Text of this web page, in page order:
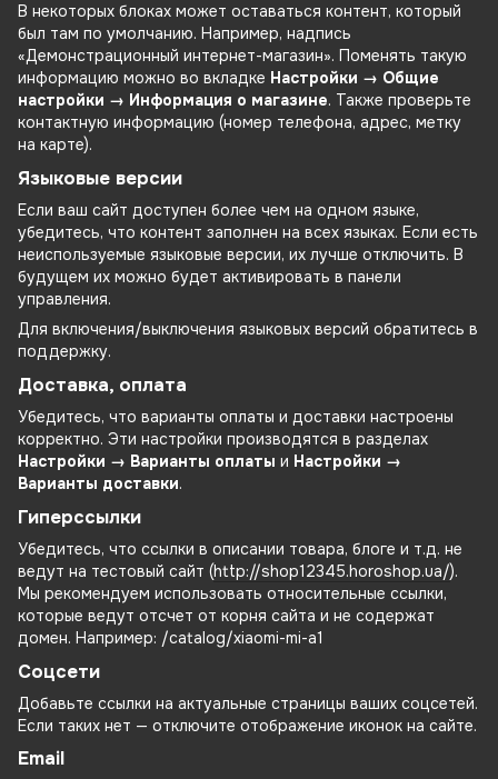
В некоторых блоках может оставаться контент, который
был там по умолчанию. Например, надпись
«Демонстрационный интернет-магазин». Поменять такую
информацию можно во вкладке Настройки → Общие
настройки → Информация о магазине. Также проверьте
контактную информацию (номер телефона, адрес, метку
на карте).
Языковые версии
Если ваш сайт доступен более чем на одном языке,
убедитесь, что контент заполнен на всех языках. Если есть
неиспользуемые языковые версии, их лучше отключить. В
будущем их можно будет активировать в панели
управления.
Для включения/выключения языковых версий обратитесь в
поддержку.
Доставка, оплата
Убедитесь, что варианты оплаты и доставки настроены
корректно. Эти настройки производятся в разделах
Настройки → Варианты оплаты и Настройки →
Варианты доставки.
Гиперссылки
Убедитесь, что ссылки в описании товара, блоге и т.д. не
ведут на тестовый сайт (http://shop12345.horoshop.ua/).
Мы рекомендуем использовать относительные ссылки,
которые ведут отсчет от корня сайта и не содержат
домен. Например: /catalog/xiaomi-mi-a1
Соцсети
Добавьте ссылки на актуальные страницы ваших соцсетей.
Если таких нет — отключите отображение иконок на сайте.
Email